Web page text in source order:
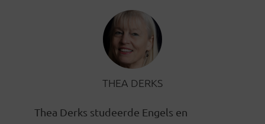
THEA DERKS
Thea Derks studeerde Engels en